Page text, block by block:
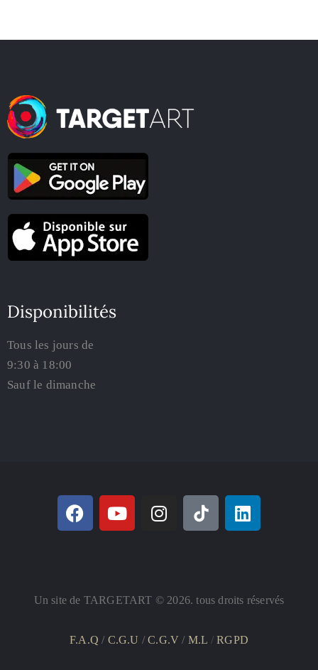
Disponibilités
Tous les jours de
9:30 à 18:00
Sauf le dimanche
Un site de TARGETART © 2026. tous droits réservés
F.A.Q / C.G.U /C.G.V/ M.L /RGPD